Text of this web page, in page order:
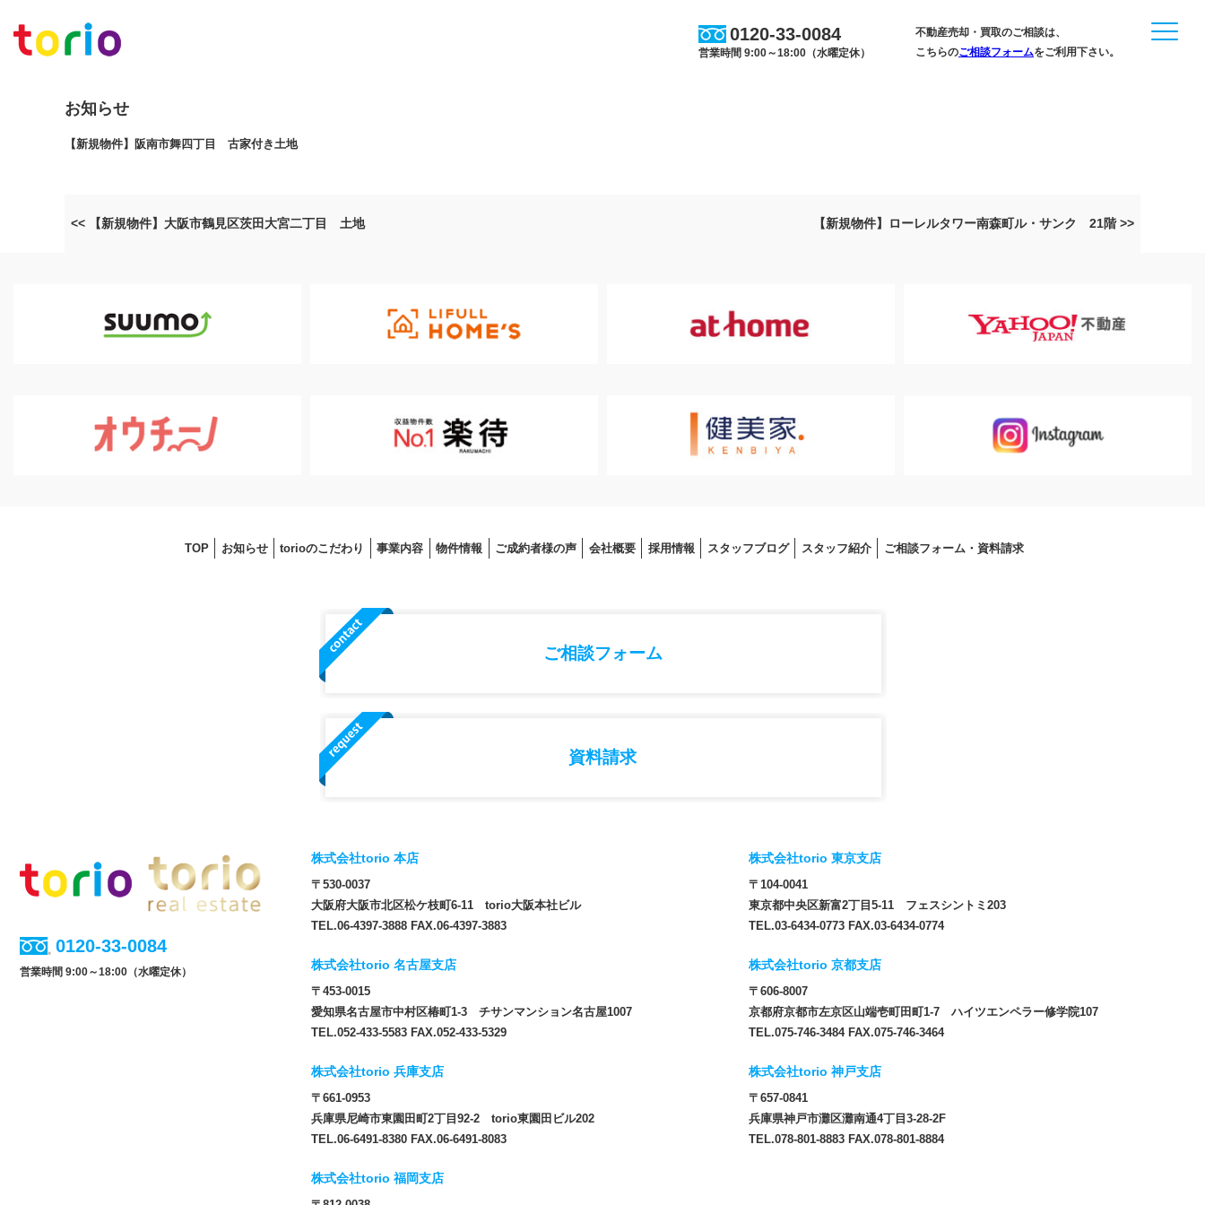
不動産売却・買取のご相談は、
こちらのご相談フォームをご利用下さい。
0120-33-0084
営業時間 9:00～18:00（水曜定休）
お知らせ
【新規物件】阪南市舞四丁目 古家付き土地
<< 【新規物件】大阪市鶴見区茨田大宮二丁目 土地 【新規物件】ローレルタワー南森町ル・サンク 21階 >>
TOP お知らせ torioのこだわり 事業内容 物件情報 ご成約者様の声 会社概要 採⽤情報 スタッフブログ スタッフ紹介 ご相談フォーム・資料請求
ご相談フォーム
資料請求
0120-33-0084
営業時間 9:00～18:00（水曜定休）
株式会社torio 本店
〒530-0037
大阪府大阪市北区松ケ枝町6-11 torio大阪本社ビル
TEL.06-4397-3888 FAX.06-4397-3883
株式会社torio 東京支店
〒104-0041
東京都中央区新富2丁目5-11 フェスシントミ203
TEL.03-6434-0773 FAX.03-6434-0774
株式会社torio 名古屋支店
〒453-0015
愛知県名古屋市中村区椿町1-3 チサンマンション名古屋1007
TEL.052-433-5583 FAX.052-433-5329
株式会社torio 京都支店
〒606-8007
京都府京都市左京区山端壱町田町1-7 ハイツエンペラー修学院107
TEL.075-746-3484 FAX.075-746-3464
株式会社torio 兵庫支店
〒661-0953
兵庫県尼崎市東園田町2丁目92-2 torio東園田ビル202
TEL.06-6491-8380 FAX.06-6491-8083
株式会社torio 神戸支店
〒657-0841
兵庫県神戸市灘区灘南通4丁目3-28-2F
TEL.078-801-8883 FAX.078-801-8884
株式会社torio 福岡支店